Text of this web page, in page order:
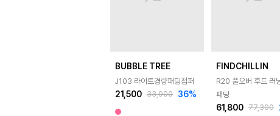
BUBBLE TREE
J103 라이트경량패딩점퍼
21,500 33,900 36%
FINDCHILLIN
R20 풀오버 후드 러
패딩
61,800 77,300